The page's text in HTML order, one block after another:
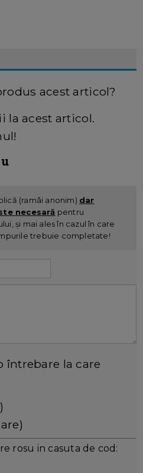
acest articol?
la acest articol.
(ramâi anonim) dar
necesară pentru
și mai ales în cazul în care
trebuie completate!
întrebare la care
rosu in casuta de cod: